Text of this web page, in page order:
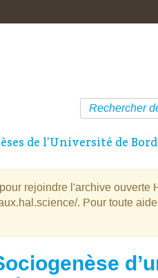
de l’Université de
rejoindre l'archive ouverte
. Pour toute